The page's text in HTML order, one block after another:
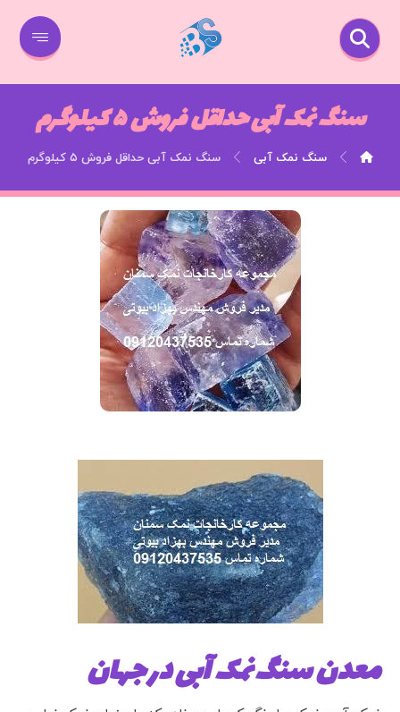
سنگ نمک آبی حداقل فروش ۵ کیلوگرم
سنگ نمک آبی سنگ نمک آبی حداقل فروش ۵ کیلوگرم
معدن سنگ نمک آبی در جهان